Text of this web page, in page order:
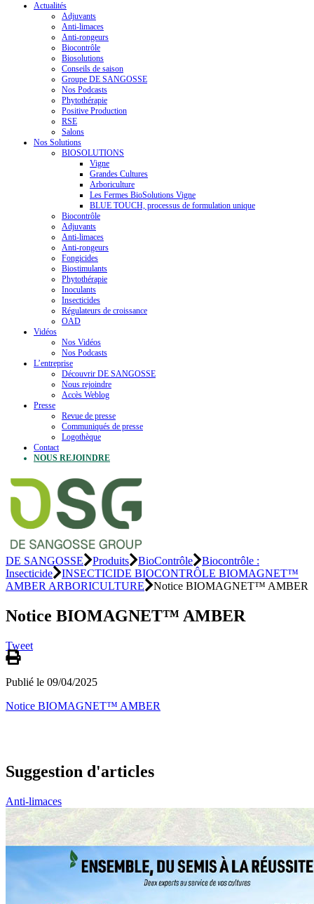
Actualités
Adjuvants
Anti-limaces
Anti-rongeurs
Biocontrôle
Biosolutions
Conseils de saison
Groupe DE SANGOSSE
Nos Podcasts
Phytothérapie
Positive Production
RSE
Salons
Nos Solutions
BIOSOLUTIONS
Vigne
Grandes Cultures
Arboriculture
Les Fermes BioSolutions Vigne
BLUE TOUCH, processus de formulation unique
Biocontrôle
Adjuvants
Anti-limaces
Anti-rongeurs
Fongicides
Biostimulants
Phytothérapie
Inoculants
Insecticides
Régulateurs de croissance
OAD
Vidéos
Nos Vidéos
Nos Podcasts
L’entreprise
Découvrir DE SANGOSSE
Nous rejoindre
Accès Weblog
Presse
Revue de presse
Communiqués de presse
Logothèque
Contact
NOUS REJOINDRE
DE SANGOSSE Produits BioContrôle
Biocontrôle :
Insecticide
INSECTICIDE BIOCONTRÔLE BIOMAGNET™
AMBER ARBORICULTURE
Notice BIOMAGNET™ AMBER
Notice BIOMAGNET™ AMBER
Tweet
Publié le 09/04/2025
Notice BIOMAGNET™ AMBER
Suggestion d'articles
Anti-limaces